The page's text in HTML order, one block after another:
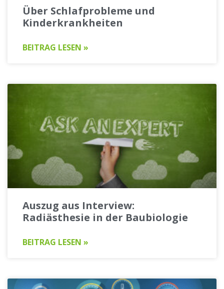
Über Schlafprobleme und
Kinderkrankheiten
BEITRAG LESEN »
Auszug aus Interview:
Radiästhesie in der Baubiologie
BEITRAG LESEN »